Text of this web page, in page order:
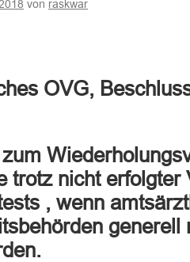
raskwar
OVG,
trotz nicht erfolgter
, wenn
generell